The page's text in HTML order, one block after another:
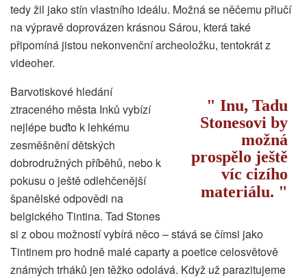
tedy žil jako stín vlastního ideálu. Možná se něčemu přiučí
na výpravě doprovázen krásnou Sárou, která také
připomíná jistou nekonvenční archeoložku, tentokrát z
videoher.
Inu, Tadu
Stonesovi by
možná
prospělo ještě
víc cizího
materiálu.
Barvotiskové hledání
ztraceného města Inků vybízí
nejlépe buďto k lehkému
zesměšnění dětských
dobrodružných příběhů, nebo k
pokusu o ještě odlehčenější
španělské odpovědi na
belgického Tintina. Tad Stones
si z obou možností vybírá něco – stává se čímsi jako
Tintinem pro hodně malé caparty a poetice celosvětově
známých trháků jen těžko odolává. Když už parazitujeme